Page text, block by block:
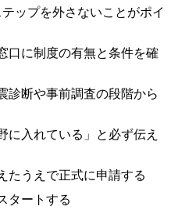
ップを外さないことがポイ
口に制度の有無と条件を確
診断や事前調査の段階から
に入れている」と必ず伝え
たうえで正式に申請する
タートする